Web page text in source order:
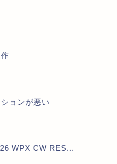
ョンが悪い
WPX CW RES...